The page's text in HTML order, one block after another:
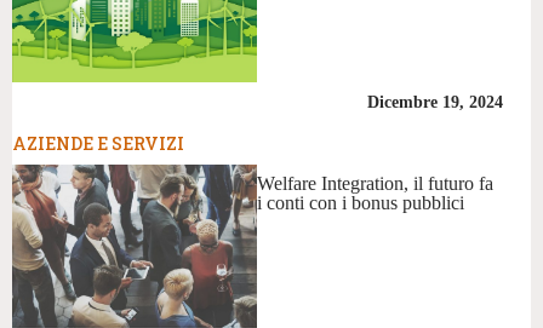
Dicembre 19, 2024
AZIENDE E SERVIZI
Welfare Integration, il futuro fa
i conti con i bonus pubblici